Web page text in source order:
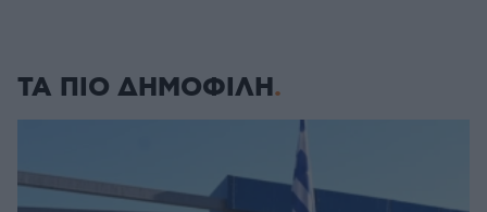
ΤΑ ΠΙΟ ΔΗΜΟΦΙΛΗ